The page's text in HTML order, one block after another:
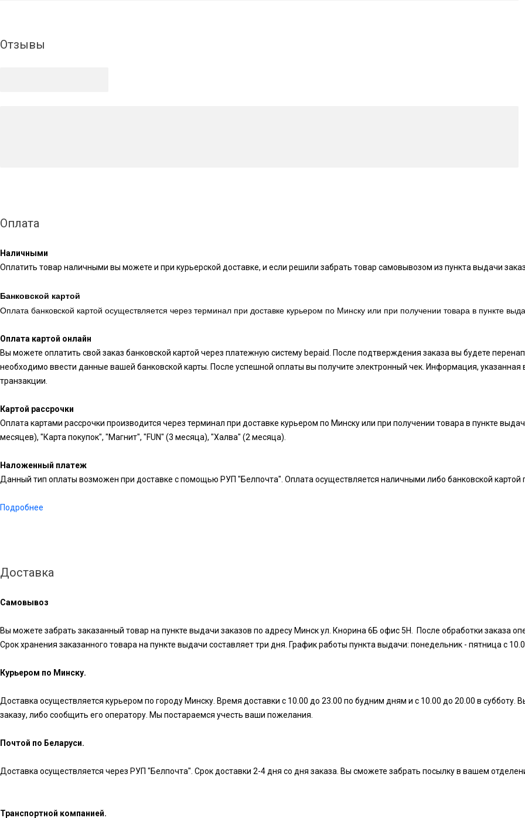
Отзывы
Оплата
Наличными
Оплатить товар наличными вы можете и при курьерской доставке, и если решили забрать товар самовывозом из пункта выдачи
Банковской картой
Оплата банковской картой осуществляется через терминал при доставке курьером по Минску или при получении товара в пункте
Оплата картой онлайн
Вы можете оплатить свой заказ банковской картой через платежную систему bepaid. После подтверждения заказа вы будете
необходимо ввести данные вашей банковской карты. После успешной оплаты вы получите электронный чек. Информация,
транзакции.
Картой рассрочки
Оплата картами рассрочки производится через терминал при доставке курьером по Минску или при получении товара в пункте
месяцев), "Карта покупок", "Магнит", "FUN" (3 месяца), "Халва" (2 месяца).
Наложенный платеж
Данный тип оплаты возможен при доставке с помощью РУП "Белпочта". Оплата осуществляется наличными либо банковской картой
Подробнее
Доставка
Самовывоз
Вы можете забрать заказанный товар на пункте выдачи заказов по адресу Минск ул. Кнорина 6Б офис 5Н. После обработки заказа
Срок хранения заказанного товара на пункте выдачи составляет три дня. График работы пункта выдачи: понедельник - пятница с
Курьером по Минску.
Доставка осуществляется курьером по городу Минску. Время доставки с 10.00 до 23.00 по будним дням и с 10.00 до 20.00 в
заказу, либо сообщить его оператору. Мы постараемся учесть ваши пожелания.
Почтой по Беларуси.
Доставка осуществляется через РУП "Белпочта". Срок доставки 2-4 дня со дня заказа. Вы сможете забрать посылку в вашем
Транспортной компанией.